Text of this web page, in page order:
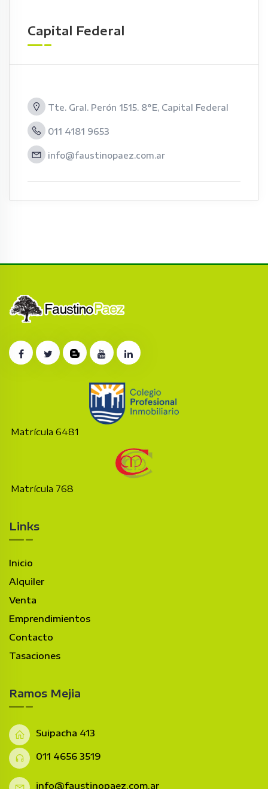
Capital Federal
Tte. Gral. Perón 1515. 8°E, Capital Federal
011 4181 9653
info@faustinopaez.com.ar
Matrícula 6481
Matrícula 768
Links
Inicio
Alquiler
Venta
Emprendimientos
Contacto
Tasaciones
Ramos Mejia
Suipacha 413
011 4656 3519
info@faustinopaez.com.ar